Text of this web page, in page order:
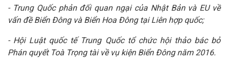
- Trung Quốc phản đối quan ngại của Nhật Bản và EU về
vấn đề Biển Đông và Biển Hoa Đông tại Liên hợp quốc;
- Hội Luật quốc tế Trung Quốctổ chức hội thảo bác bỏ
Phán quyết Toà Trọng tài về vụ kiện Biển Đông năm 2016.